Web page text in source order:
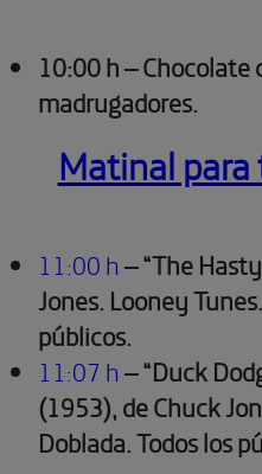
10:00 h – Chocolate
madrugadores.
Matinal
11:00 h– “The
Jones. Looney Tunes.
públicos.
11:07 h– “Duck
(1953), de Chuck
Doblada. Todos los